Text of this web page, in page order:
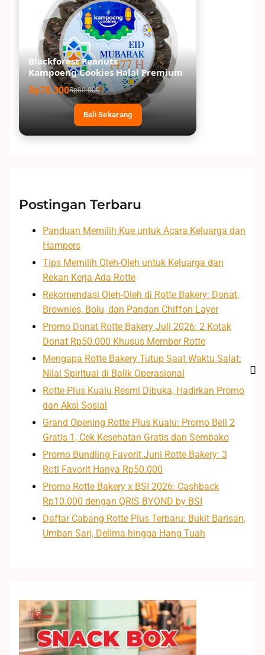
Blackforest Peanuts
Kampoeng Cookies Halal Premium
Rp78.300Rp80.000
Beli Sekarang
Postingan Terbaru
Panduan Memilih Kue untuk Acara Keluarga dan
Hampers
Tips Memilih Oleh-Oleh untuk Keluarga dan
Rekan Kerja Ada Rotte
Rekomendasi Oleh-Oleh di Rotte Bakery: Donat,
Brownies, Bolu, dan Pandan Chiffon Layer
Promo Donat Rotte Bakery Juli 2026: 2 Kotak
Donat Rp50.000 Khusus Member Rotte
Mengapa Rotte Bakery Tutup Saat Waktu Salat:
Nilai Spiritual di Balik Operasional
Rotte Plus Kualu Resmi Dibuka, Hadirkan Promo
dan Aksi Sosial
Grand Opening Rotte Plus Kualu: Promo Beli 2
Gratis 1, Cek Kesehatan Gratis dan Sembako
Promo Bundling Favorit Juni Rotte Bakery: 3
Roti Favorit Hanya Rp50.000
Promo Rotte Bakery x BSI 2026: Cashback
Rp10.000 dengan QRIS BYOND by BSI
Daftar Cabang Rotte Plus Terbaru: Bukit Barisan,
Umban Sari, Delima hingga Hang Tuah